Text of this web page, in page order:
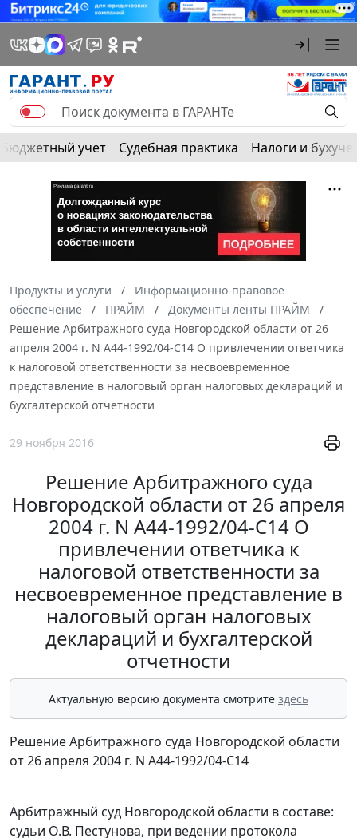
Бюджетный учет Судебная практика Налоги и
Продукты и услуги
Информационно-правовое
обеспечение
ПРАЙМ
Документы ленты ПРАЙМ
Решение Арбитражного суда Новгородской области от 26
апреля 2004 г. N А44-1992/04-С14 О привлечении ответчика
к налоговой ответственности за несвоевременное
представление в налоговый орган налоговых деклараций и
бухгалтерской отчетности
29 ноября 2016
Решение Арбитражного суда
Новгородской области от 26 апреля
2004 г. N А44-1992/04-С14 О
привлечении ответчика к
налоговой ответственности за
несвоевременное представление в
налоговый орган налоговых
деклараций и бухгалтерской
отчетности
Актуальную версию документа смотрите здесь
Решение Арбитражного суда Новгородской области
от 26 апреля 2004 г. N А44-1992/04-С14
Арбитражный суд Новгородской области в составе:
судьи О.В. Пестунова, при ведении протокола